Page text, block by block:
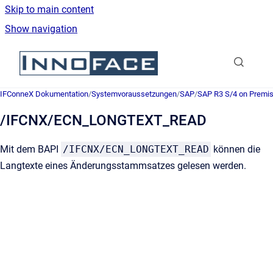
Skip to main content
Show navigation
Go to homepage
IFConneX Dokumentation/Systemvoraussetzungen/SAP/SAP R3 S/4 on
/IFCNX/ECN_LONGTEXT_READ
Mit dem BAPI /IFCNX/ECN_LONGTEXT_READ können die
Langtexte eines Änderungsstammsatzes gelesen werden.